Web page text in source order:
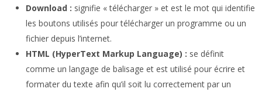
Download : signifie « télécharger » et est le mot qui identifie
les boutons utilisés pour télécharger un programme ou un
fichier depuis l’internet.
HTML (HyperText Markup Language) : se définit
comme un langage de balisage et est utilisé pour écrire et
formater du texte afin qu’il soit lu correctement par un